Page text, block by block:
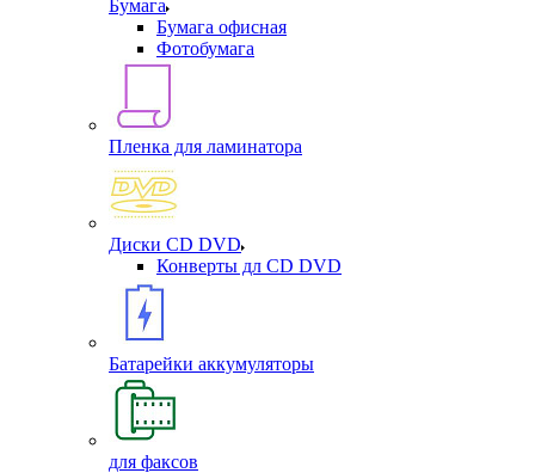
Бумага
Бумага офисная
Фотобумага
Пленка для ламинатора
Диски CD DVD
Конверты дл CD DVD
Батарейки аккумуляторы
для факсов